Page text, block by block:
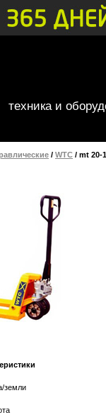
техника и
/ WTC / mt 20-
земли